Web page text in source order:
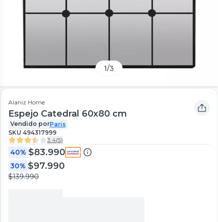
1/3
Alaniz Home
Espejo Catedral 60x80 cm
Vendido porParis
SKU 494317999
3.4(5)
40% $83.990
30% $97.990
$139.990